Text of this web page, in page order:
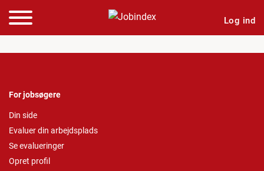
Log ind
For jobsøgere
Din side
Evaluer din arbejdsplads
Se evalueringer
Opret profil